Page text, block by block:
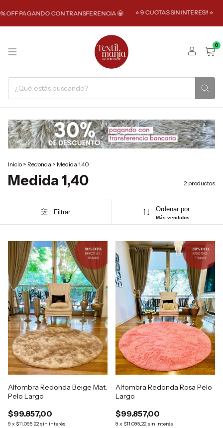
OFF PAGANDO CON TRANSFERENCIA 🤩 ⭐️ 9 CUOTAS SIN INTERES!! ⭐️
0
Inicio > Redonda > Medida 1,40
Medida 1,40 2 productos
Filtrar Ordenar por:
Más vendidos
Alfombra Redonda Beige Mat.
Pelo Largo
$99.857,00
9 x $11.095,22 sin interés
Alfombra Redonda Rosa Pelo
Largo
$99.857,00
9 x $11.095,22 sin interés